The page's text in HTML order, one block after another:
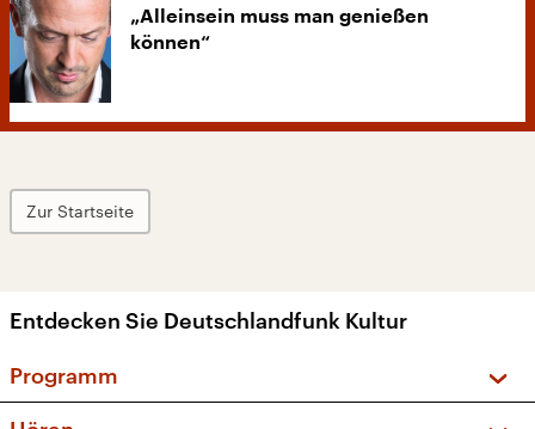
„Alleinsein muss man genießen
können“
Zur Startseite
Entdecken Sie Deutschlandfunk Kultur
Programm